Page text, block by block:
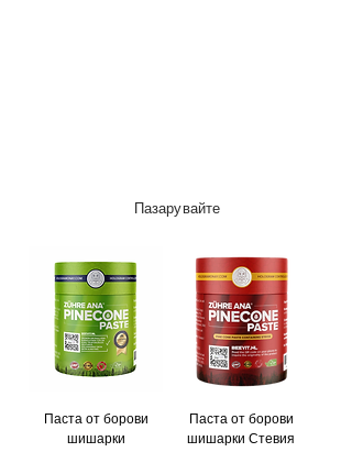
Пазарувайте
Паста от борови
шишарки
Паста от борови
шишарки Стевия